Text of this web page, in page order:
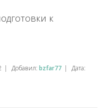
к
| Добавил: bzfar77 |
Дата: